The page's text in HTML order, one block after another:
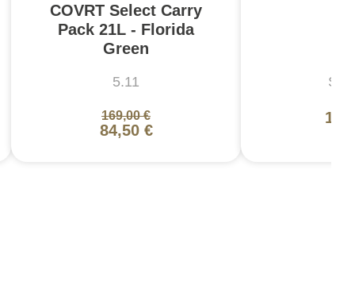
COVRT Select Carry
Pack 21L - Florida
Green
5.11
169,00 €
84,50 €